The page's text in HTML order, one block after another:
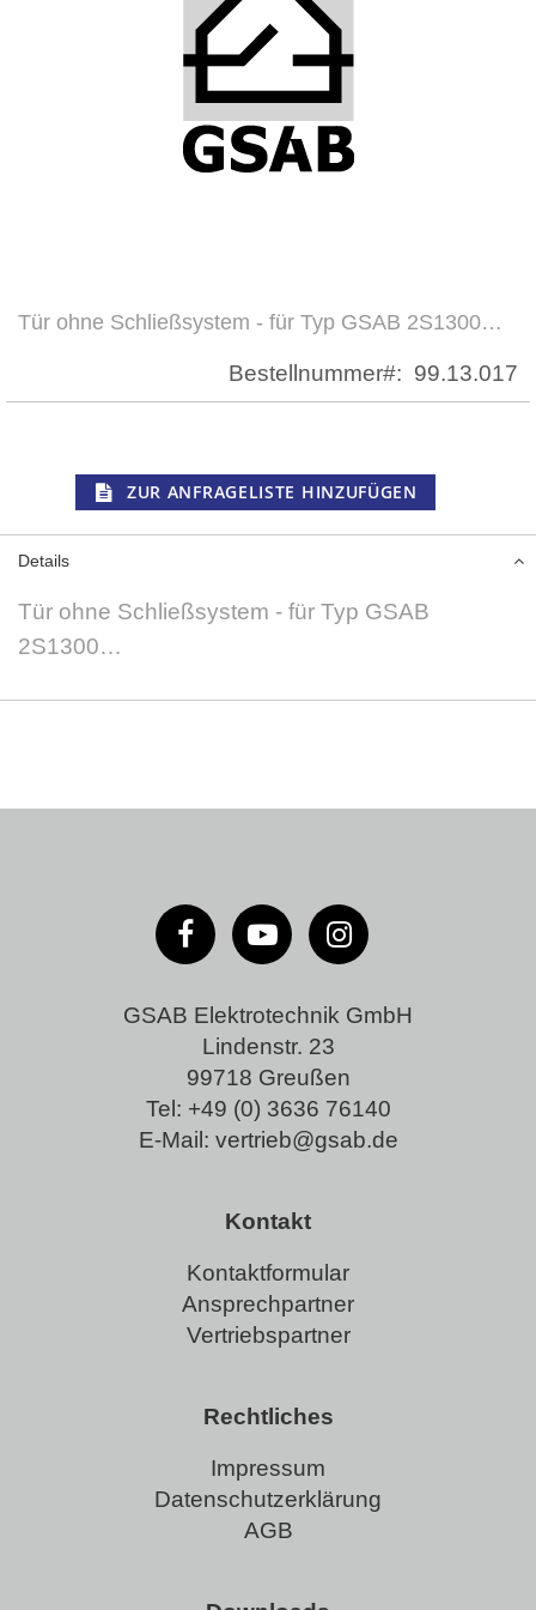
Tür ohne Schließsystem - für Typ GSAB 2S1300…
Bestellnummer 99.13.017
ZUR ANFRAGELISTE HINZUFÜGEN
Zum
Details
Tür ohne Schließsystem - für Typ GSAB
2S1300…
GSAB Elektrotechnik GmbH
Lindenstr. 23
99718 Greußen
Tel: +49 (0) 3636 76140
E-Mail: vertrieb@gsab.de
Kontakt
Kontaktformular
Ansprechpartner
Vertriebspartner
Rechtliches
Impressum
Datenschutzerklärung
AGB